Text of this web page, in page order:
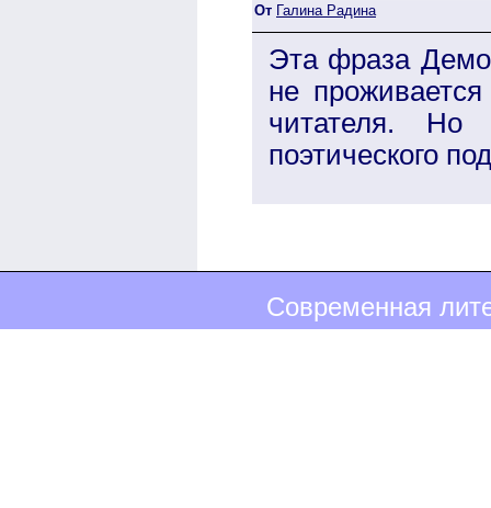
От Галина Радина
Эта фраза
не
читателя.
поэтического
Современная